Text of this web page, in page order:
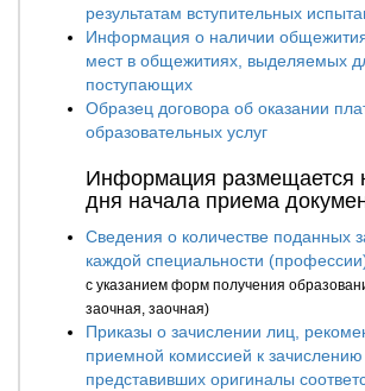
результатам вступительных
Информация о наличии
мест в общежитиях, выделяемых
поступающих
Образец договора об оказании
образовательных услуг
Информация размещается
дня начала приема
Сведения о количестве поданных
каждой специальности
с указанием форм получения
заочная, заочная)
Приказы о зачислении лиц,
приемной комиссией к зачислению
представивших оригиналы